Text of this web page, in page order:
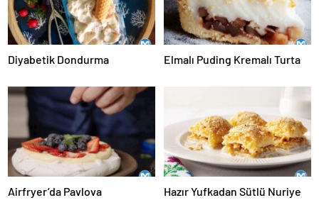
Diyabetik Dondurma Elmalı Puding Kremalı Turta
Airfryer’da Pavlova Hazır Yufkadan Sütlü Nuriye